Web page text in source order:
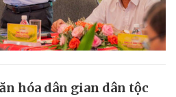
hóa dân gian dân tộc